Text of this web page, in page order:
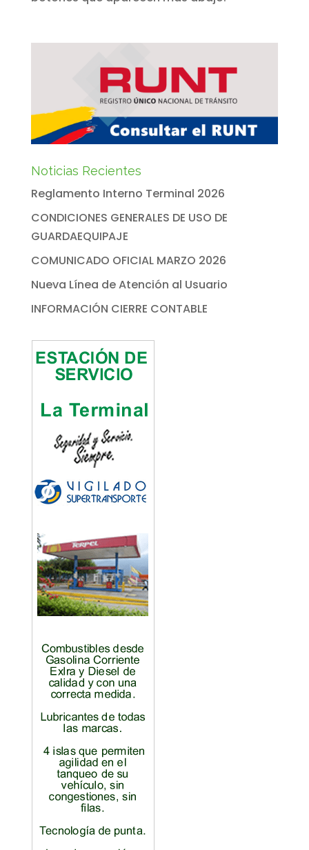
Noticias Recientes
Reglamento Interno Terminal 2026
CONDICIONES GENERALES DE USO DE
GUARDAEQUIPAJE
COMUNICADO OFICIAL MARZO 2026
Nueva Línea de Atención al Usuario
INFORMACIÓN CIERRE CONTABLE